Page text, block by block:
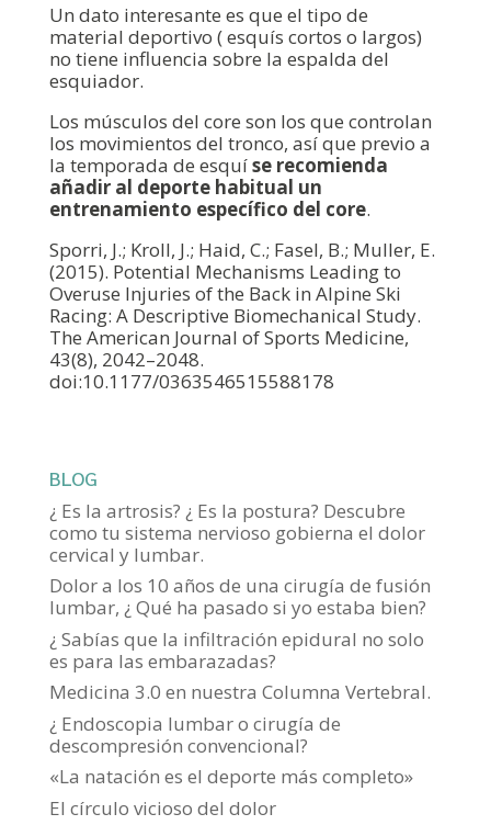
Un dato interesante es que el tipo de
material deportivo ( esquís cortos o largos)
no tiene influencia sobre la espalda del
esquiador.
Los músculos del core son los que controlan
los movimientos del tronco, así que previo a
la temporada de esquíse recomienda
añadir al deporte habitual un
entrenamiento específico del core.
Sporri, J.; Kroll, J.; Haid, C.; Fasel, B.; Muller, E.
(2015). Potential Mechanisms Leading to
Overuse Injuries of the Back in Alpine Ski
Racing: A Descriptive Biomechanical Study.
The American Journal of Sports Medicine,
43(8), 2042–2048.
doi:10.1177/0363546515588178
BLOG
¿ Es la artrosis? ¿ Es la postura? Descubre
como tu sistema nervioso gobierna el dolor
cervical y lumbar.
Dolor a los 10 años de una cirugía de fusión
lumbar, ¿ Qué ha pasado si yo estaba bien?
¿ Sabías que la infiltración epidural no solo
es para las embarazadas?
Medicina 3.0 en nuestra Columna Vertebral.
¿ Endoscopia lumbar o cirugía de
descompresión convencional?
«La natación es el deporte más completo»
El círculo vicioso del dolor